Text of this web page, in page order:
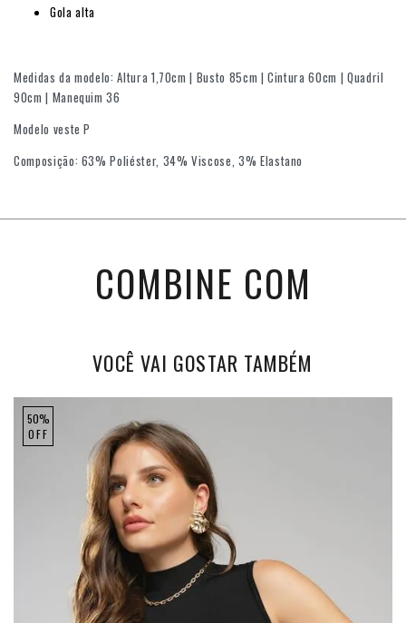
Gola alta
Medidas da modelo: Altura 1,70cm | Busto 85cm | Cintura 60cm | Quadril
90cm | Manequim 36
Modelo veste P
Composição: 63% Poliéster, 34% Viscose, 3% Elastano
COMBINE COM
VOCÊ VAI GOSTAR TAMBÉM
50%
OFF